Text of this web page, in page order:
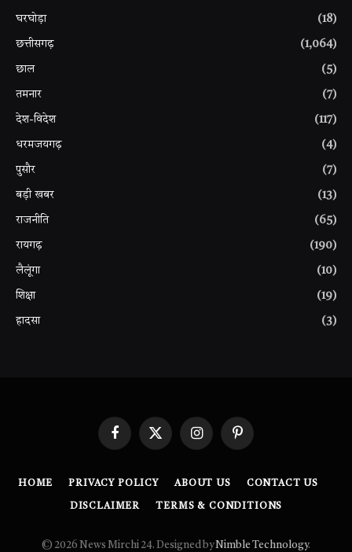
घरघोड़ा (18)
छत्तीसगढ़ (1,064)
छाल (5)
तमनार (7)
देश-विदेश (117)
धरमजयगढ़ (4)
पुसौर (7)
बड़ी खबर (13)
राजनीति (65)
रायगढ़ (190)
लैलूंगा (10)
शिक्षा (19)
हादसा (3)
FacebookX
InstagramPinterest
HOME PRIVACY POLICY ABOUT US CONTACT US
DISCLAIMER TERMS & CONDITIONS
© 2026 News Mirchi 24. Designed byNimble Technology.